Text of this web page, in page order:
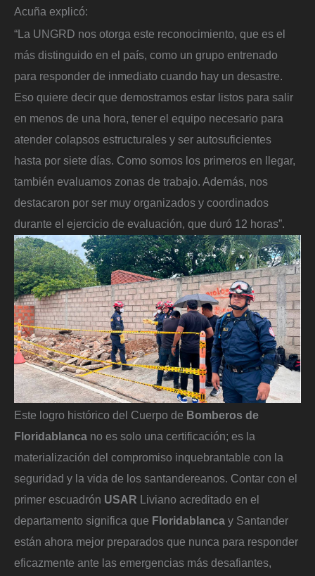
Acuña explicó:
“La UNGRD nos otorga este reconocimiento, que es el
más distinguido en el país, como un grupo entrenado
para responder de inmediato cuando hay un desastre.
Eso quiere decir que demostramos estar listos para salir
en menos de una hora, tener el equipo necesario para
atender colapsos estructurales y ser autosuficientes
hasta por siete días. Como somos los primeros en llegar,
también evaluamos zonas de trabajo. Además, nos
destacaron por ser muy organizados y coordinados
durante el ejercicio de evaluación, que duró 12 horas”.
Este logro histórico del Cuerpo de Bomberos de
Floridablanca no es solo una certificación; es la
materialización del compromiso inquebrantable con la
seguridad y la vida de los santandereanos. Contar con el
primer escuadrón USAR Liviano acreditado en el
departamento significa que Floridablanca y Santander
están ahora mejor preparados que nunca para responder
eficazmente ante las emergencias más desafiantes,